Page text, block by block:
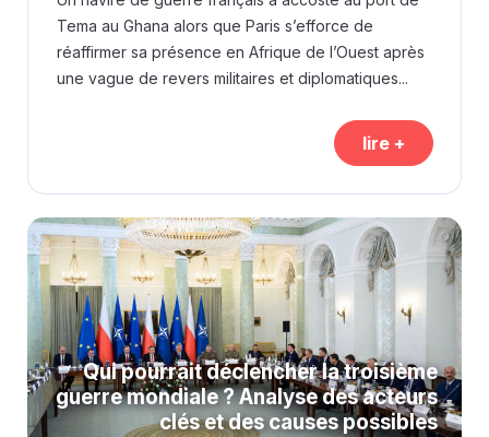
Tema au Ghana alors que Paris s’efforce de
réaffirmer sa présence en Afrique de l’Ouest après
une vague de revers militaires et diplomatiques...
lire +
Qui pourrait déclencher la troisième
guerre mondiale ? Analyse des acteurs
clés et des causes possibles